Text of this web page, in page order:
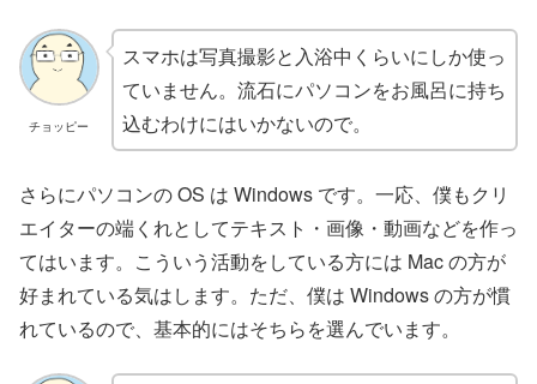
チョッピー
スマホは写真撮影と入浴中くらいにしか使っ
ていません。流石にパソコンをお風呂に持ち
込むわけにはいかないので。
さらにパソコンの OS は Windows です。一応、僕もクリ
エイターの端くれとしてテキスト・画像・動画などを作っ
てはいます。こういう活動をしている方には Mac の方が
好まれている気はします。ただ、僕は Windows の方が慣
れているので、基本的にはそちらを選んでいます。